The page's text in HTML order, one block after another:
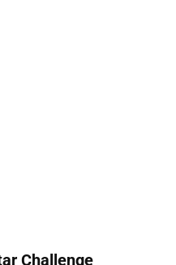
Challenge